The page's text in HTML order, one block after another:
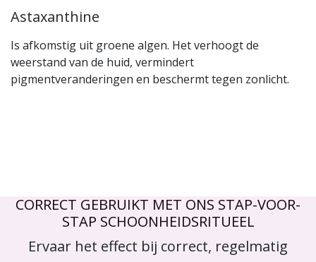
Astaxanthine
Is afkomstig uit groene algen. Het verhoogt de
weerstand van de huid, vermindert
pigmentveranderingen en beschermt tegen zonlicht.
CORRECT GEBRUIKT MET ONS STAP-VOOR-
STAP SCHOONHEIDSRITUEEL
Ervaar het effect bij correct, regelmatig